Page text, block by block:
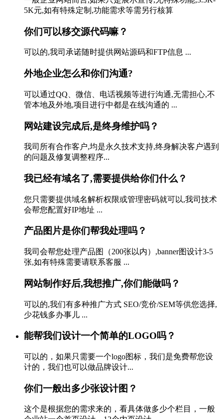
5K元,如有特殊定制,功能需求等需另行核算
你们可以移交源代码嘛？
可以的,我司承诺随时提供网站源码和FTP信息 ...
外地企业怎么和你们沟通?
可以通过QQ、微信、电话视频等进行沟通,无需担心,不
管本地及外地,项目进行中都是在线沟通的 ...
网站建设完成后,是终身维护吗？
我司所有合作客户,均是永久技术支持,终身解决客户遇到
的问题及修复调整程序...
我已经有域名了,需要提供给你们什么？
您只需要提供域名解析权限或管理密码就可以,我司技术
会帮您配置好IP地址 ...
产品图片是你们帮我处理吗？
我司会帮您处理产品图（200张以内）,banner图设计3-5
张,如有特殊需要请联系客服 ...
网站制作好后,我想推广,你们能做吗？
可以的,我们有多种推广方式 SEO/竞价/SEM等供您选择,
少花钱多办事儿 ...
能帮我们设计一个简单的LOGO吗？
可以的，如果只需要一个logo图标，我们是免费帮您设
计的，我们也可以做品牌设计...
你们一般出多少张设计图？
这个是根据您的需求来的，看具体做多少个栏目，一般